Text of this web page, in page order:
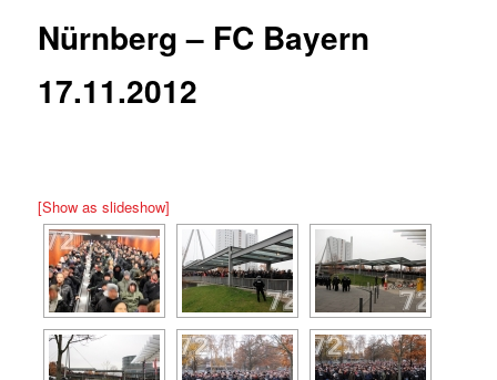
Nürnberg – FC Bayern
17.11.2012
[Show as slideshow]